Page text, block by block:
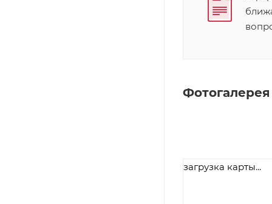
Фотогалерея
загрузка карты...